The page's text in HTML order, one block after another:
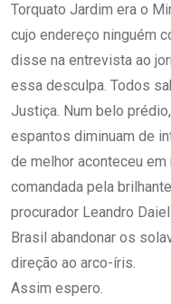
Torquato Jardim era o
cujo endereço ninguém
disse na entrevista ao
essa desculpa. Todos
Justiça. Num belo
espantos diminuam de
de melhor aconteceu
comandada pela
procurador Leandro
Brasil abandonar os
direção ao arco-íris.
Assim espero.